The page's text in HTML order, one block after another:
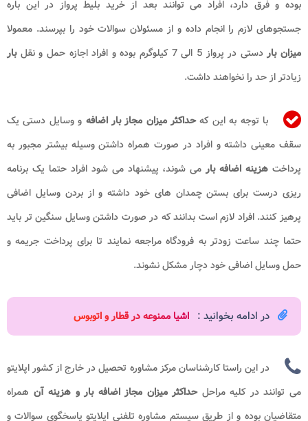
بوده و فرق دارد، افراد می توانند بعد از خرید بلیط پرواز در این باره
جستجوهای لازم را انجام داده و از مسئولان سوالات خود را بپرسند. معمولا
میزان باردستی در پرواز 5 الی 7 کیلوگرم بوده و افراد اجازه حمل و نقل
بار
زیادتر از حد را نخواهند داشت.
با توجه به این کهحداکثر میزان مجاز بار اضافه و وسایل دستی یک
سقف معینی داشته و افراد در صورت همراه داشتن وسیله بیشتر مجبور به
پرداخت هزینه اضافه بارمی شوند، پیشنهاد می شود افراد حتما یک برنامه
ریزی درست برای بستن چمدان های خود داشته و از بردن وسایل اضافی
پرهیز کنند. افراد لازم است بدانند که در صورت داشتن وسایل سنگین تر باید
حتما چند ساعت زودتر به فرودگاه مراجعه نمایند تا برای پرداخت جریمه و
حمل وسایل اضافی خود دچار مشکل نشوند.
در ادامه بخوانید : اشیا ممنوعه در قطار و اتوبوس
در این راستا کارشناسان مرکز مشاوره تحصیل در خارج از کشور اپلایتو
می توانند در کلیه مراحلحداکثر میزان مجاز اضافه بار و هزینهآن همراه
متقاضیان بوده و از طریق سیستم مشاوره تلفنی اپلایتو پاسخگوی سوالات و